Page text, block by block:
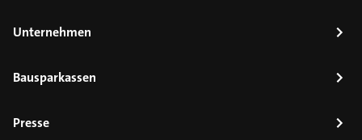
Unternehmen
Bausparkassen
Presse